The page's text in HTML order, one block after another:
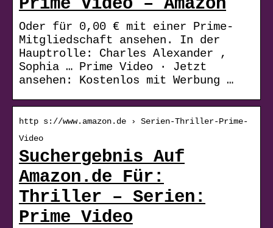
Oder für 0,00 € mit einer Prime-
Mitgliedschaft ansehen. In der
Hauptrolle: Charles Alexander ,
Sophia … Prime Video · Jetzt
ansehen: Kostenlos mit Werbung …
http s://www.amazon.de › Serien-Thriller-Prime-
Video
Suchergebnis Auf
Amazon.de Für:
Thriller – Serien:
Prime Video